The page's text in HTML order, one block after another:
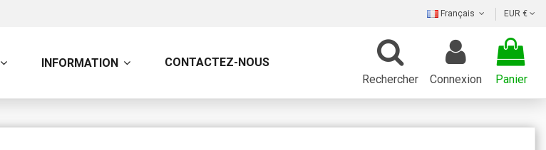
Français EUR €
INFORMATION
CONTACTEZ-NOUS
Rechercher
Connexion Panier